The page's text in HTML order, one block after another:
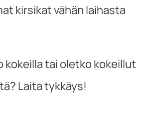
kirsikat vähän laihasta
kokeilla tai oletko kokeillut
Laita tykkäys!